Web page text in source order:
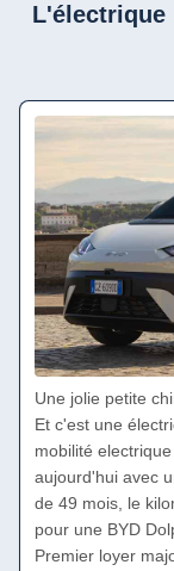
L'électrique
Une jolie petite
Et c'est une
mobilité
aujourd'hui avec
de 49 mois, le
pour une BYD
Premier loyer